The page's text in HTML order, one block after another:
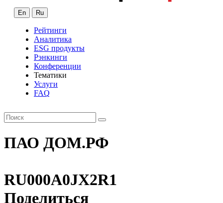
En Ru
Рейтинги
Аналитика
ESG продукты
Рэнкинги
Конференции
Тематики
Услуги
FAQ
ПАО ДОМ.РФ
RU000A0JX2R1
Поделиться